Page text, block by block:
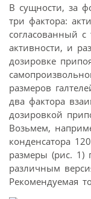
В сущности, за
три фактора:
согласованный
активности, и
дозировке
размеров
два фактора
дозировкой
Возьмем,
конденсатора
размеры (рис. 1)
различным
Рекомендуемая